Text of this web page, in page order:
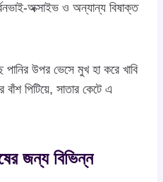
অক্সাইভ ও অন্যান্য বিষাক্ত
পানির উপর ভেসে মুখ হা করে খাবি
পিটিয়ে, সাতার কেটে এ
জন্য বিভিন্ন